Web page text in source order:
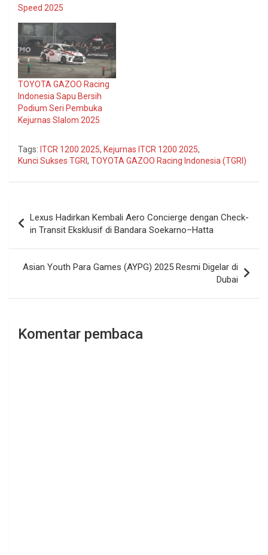
Speed 2025
TOYOTA GAZOO Racing
Indonesia Sapu Bersih
Podium Seri Pembuka
Kejurnas Slalom 2025
Tags: ITCR 1200 2025, Kejurnas ITCR 1200 2025,
Kunci Sukses TGRI, TOYOTA GAZOO Racing Indonesia (TGRI)
pos
Lexus Hadirkan Kembali Aero Concierge dengan Check-
in Transit Eksklusif di Bandara Soekarno–Hatta
Asian Youth Para Games (AYPG) 2025 Resmi Digelar di
Dubai
Komentar pembaca